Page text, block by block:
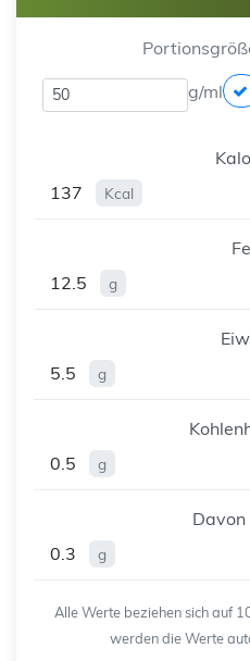
g/ml
137
Kcal
12.5
g
5.5
g
0.5
g
Davon
0.3
g
Alle Werte beziehen sich auf
werden die Werte